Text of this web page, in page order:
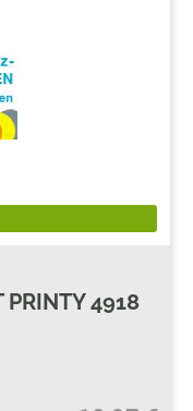
PRINTY 4918